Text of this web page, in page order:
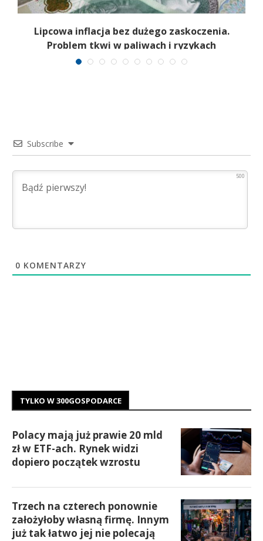
Lipcowa inflacja bez dużego zaskoczenia.
Problem tkwi w paliwach i ryzykach
surowcowych
Subscribe
500
0 KOMENTARZY
TYLKO W 300GOSPODARCE
Polacy mają już prawie 20 mld
zł w ETF-ach. Rynek widzi
dopiero początek wzrostu
Trzech na czterech ponownie
założyłoby własną firmę. Innym
już tak łatwo jej nie polecają